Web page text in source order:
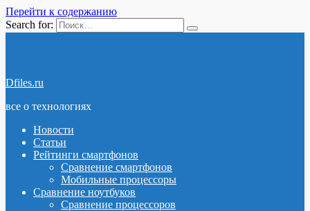
Перейти к содержанию
Search for:
Dfiles.ru
все о технологиях
Новости
Статьи
Рейтинги смартфонов
Сравнение смартфонов
Мобильные процессоры
Сравнение ноутбуков
Сравнение процессоров